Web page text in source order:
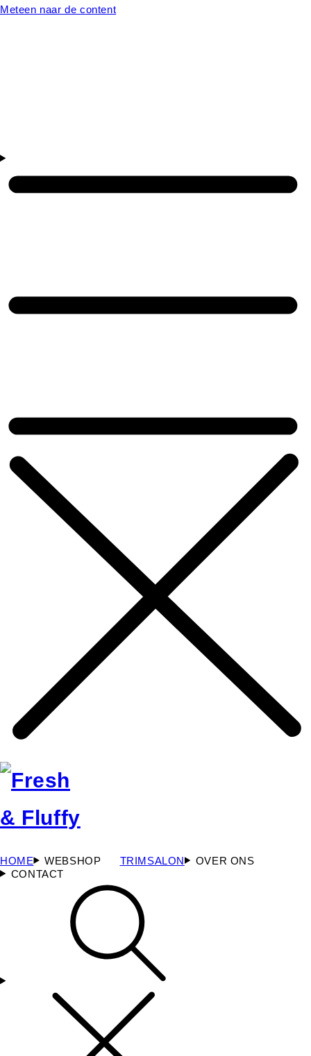
Meteen naar de content
HOME WEBSHOP TRIMSALON
OVER ONS
CONTACT